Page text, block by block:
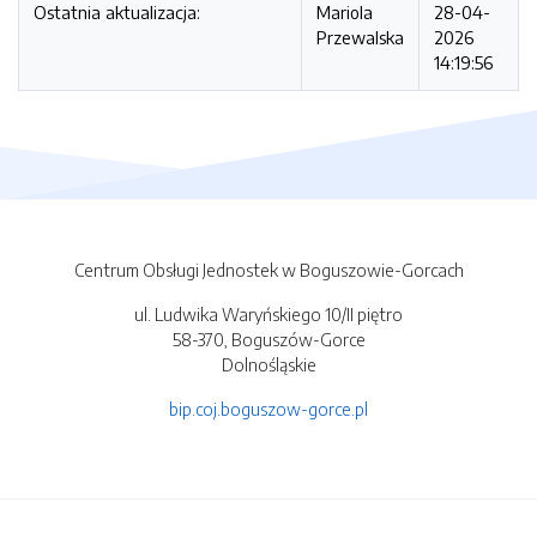
Ostatnia aktualizacja:
Mariola
Przewalska
28-04-
2026
14:19:56
Centrum Obsługi Jednostek w Boguszowie-Gorcach
ul. Ludwika Waryńskiego 10/II piętro
58-370, Boguszów-Gorce
Dolnośląskie
bip.coj.boguszow-gorce.pl